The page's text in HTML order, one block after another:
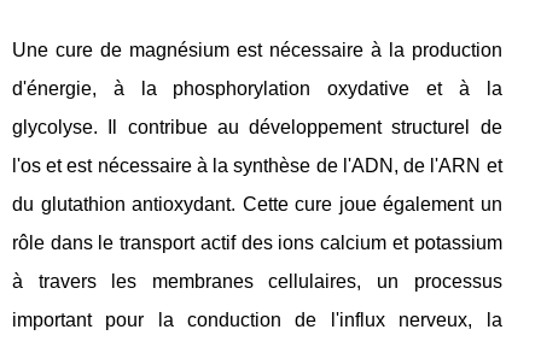
Une cure de magnésium est nécessaire à la production
d'énergie, à la phosphorylation oxydative et à la
glycolyse. Il contribue au développement structurel de
l'os et est nécessaire à la synthèse de l'ADN, de l'ARN et
du glutathion antioxydant. Cette cure joue également un
rôle dans le transport actif des ions calcium et potassium
à travers les membranes cellulaires, un processus
important pour la conduction de l'influx nerveux, la